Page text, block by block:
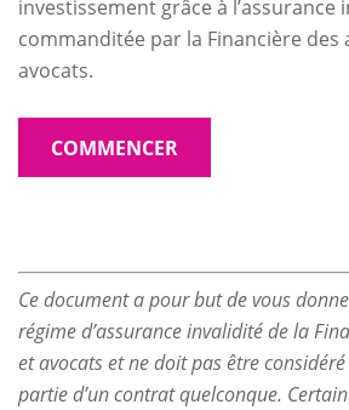
investissement grâce à l’assurance
commanditée par la Financière des
avocats.
COMMENCER
Ce document a pour but de vous
régime d’assurance invalidité de la
et avocats et ne doit pas être
partie d’un contrat quelconque.